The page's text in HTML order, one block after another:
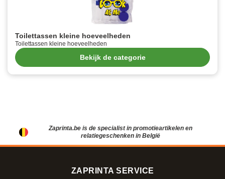
Toilettassen kleine hoeveelheden
Toilettassen kleine hoeveelheden
Bekijk de categorie
Zaprinta.be is de specialist in promotieartikelen en
relatiegeschenken in België
ZAPRINTA SERVICE